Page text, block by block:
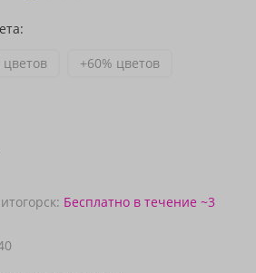
цветов +60% цветов
Бесплатно в течение ~3